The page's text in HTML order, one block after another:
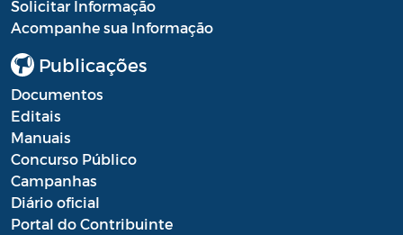
Extrato de Inexigibilidade
JARI - Junta Recursos de Infração de
Notificação
Solicitar Informação
Acompanhe sua Informação
Publicações
Documentos
Editais
Manuais
Concurso Público
Campanhas
Diário oficial
Portal do Contribuinte